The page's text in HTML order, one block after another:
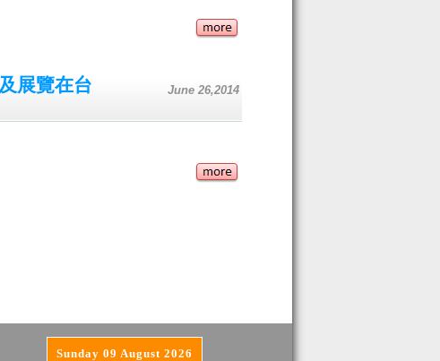
展覽在台 June 26,2014
Sunday 09 August 2026